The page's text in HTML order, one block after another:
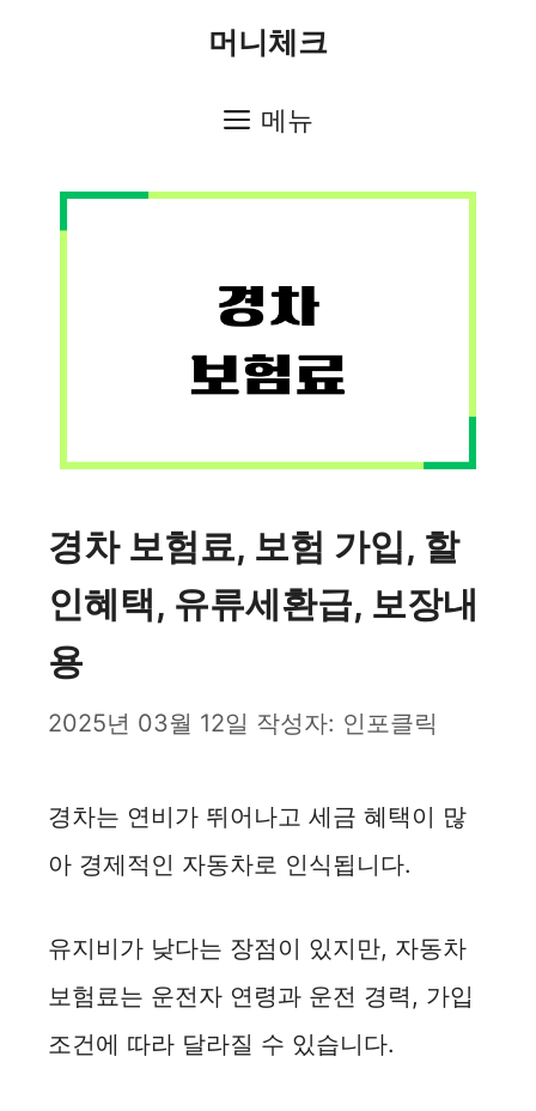
머니체크
메뉴
경차 보험료, 보험 가입, 할
인혜택, 유류세환급, 보장내
용
2025년 03월 12일 작성자: 인포클릭
경차는 연비가 뛰어나고 세금 혜택이 많
아 경제적인 자동차로 인식됩니다.
유지비가 낮다는 장점이 있지만, 자동차
보험료는 운전자 연령과 운전 경력, 가입
조건에 따라 달라질 수 있습니다.